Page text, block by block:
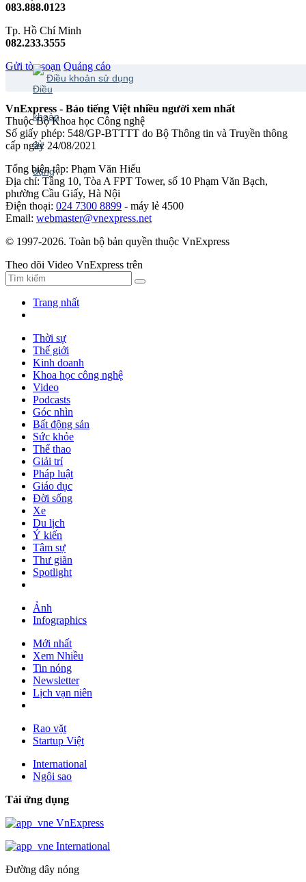
083.888.0123
Tp. Hồ Chí Minh
082.233.3555
Gửi tòa soạn Quảng cáo
Điều khoản sử dụng
VnExpress - Báo tiếng Việt nhiều người xem nhất
Thuộc Bộ Khoa học Công nghệ
Số giấy phép: 548/GP-BTTTT do Bộ Thông tin và Truyền thông
cấp ngày 24/08/2021
Tổng biên tập: Phạm Văn Hiếu
Địa chỉ: Tầng 10, Tòa A FPT Tower, số 10 Phạm Văn Bạch,
phường Cầu Giấy, Hà Nội
Điện thoại: 024 7300 8899 - máy lẻ 4500
Email: webmaster@vnexpress.net
© 1997-2026. Toàn bộ bản quyền thuộc VnExpress
Theo dõi Video VnExpress trên
Trang nhất
Thời sự
Thế giới
Kinh doanh
Khoa học công nghệ
Video
Podcasts
Góc nhìn
Bất động sản
Sức khỏe
Thể thao
Giải trí
Pháp luật
Giáo dục
Đời sống
Xe
Du lịch
Ý kiến
Tâm sự
Thư giãn
Spotlight
Ảnh
Infographics
Mới nhất
Xem Nhiều
Tin nóng
Newsletter
Lịch vạn niên
Rao vặt
Startup Việt
International
Ngôi sao
Tải ứng dụng
VnExpress
International
Đường dây nóng